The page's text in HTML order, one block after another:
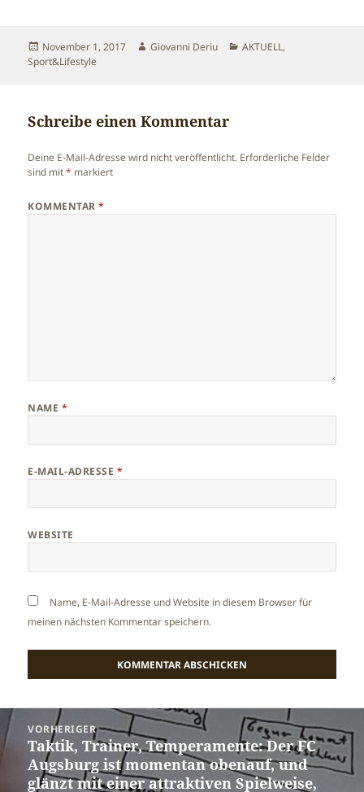
Veröffentlicht
am
November 1, 2017 Autor
Giovanni Deriu Kategorien
AKTUELL,
Sport&Lifestyle
Schreibe einen Kommentar
Deine E-Mail-Adresse wird nicht veröffentlicht. Erforderliche Felder
sind mit* markiert
KOMMENTAR*
NAME *
E-MAIL-ADRESSE *
WEBSITE
Name, E-Mail-Adresse und Website in diesem Browser für
meinen nächsten Kommentar speichern.
Beitragsnavigation
VORHERIGER
Vorheriger
Beitrag:
Taktik, Trainer, Temperamente: Der FC
Augsburg ist momentan obenauf, und
glänzt mit einer attraktiven Spielweise,